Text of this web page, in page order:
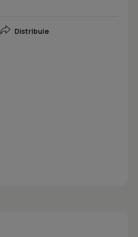
Distribuie